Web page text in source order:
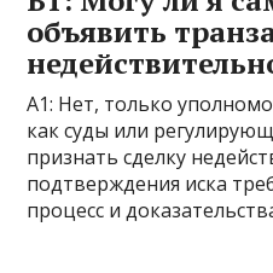
объявить
A1: Нет, только
как суды или
признать сделку
подтверждения иска
процесс и